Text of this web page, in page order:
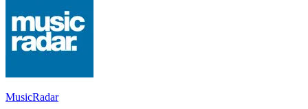
MusicRadar